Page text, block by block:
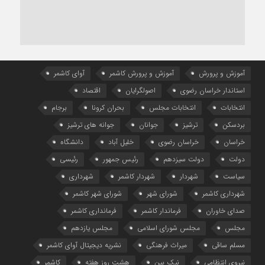
آموزش و پرورش آموزش و پرورش کاشمر
آوای کاشمر
استاندار خراسان رضوی
اصولگرایان
اقتصاد
انتخابات
انتخابات مجلس بحران کرونا
برجام
بردسکن
ترشیز جوانان
جوانه های ترشیز
خراسان
خراسان رضوی خلیل آباد
دانشگاه
دولت
دولت سیزدهم رئیس جمهور
رئیسی
سیاست
شهردار شهردار کاشمر
شهرداری
شهرداری کاشمر
شورای شهر
شورای شهر کاشمر
صدای خاوران
فرماندار کاشمر
فرمانداری کاشمر
مجلس
مجلس شورای اسلامی
مجلس یازدهم
مسلم ساقی
میراث فرهنگی
نشریه دیجیتال آوای کاشمر
نیروی انتظامی
نیک بین هشت روز هفته کاشمر